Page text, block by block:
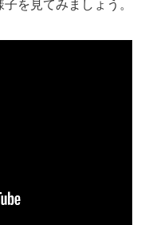
を見てみましょう。